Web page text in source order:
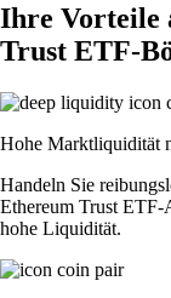
Ihre Vorteile
Trust ETF-
Hohe Marktliquidität
Handeln Sie
Ethereum Trust ETF-
hohe Liquidität.